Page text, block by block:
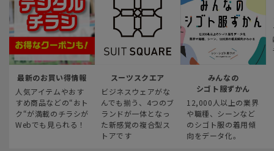
最新のお買い得情報
人気アイテムやおす
すめ商品などの“おト
ク“が満載のチラシが
Webでも見られる！
スーツスクエア
ビジネスウェアがな
んでも揃う、4つのブ
ランドが一体となっ
た新感覚の複合型ス
トアです
みんなの
シゴト服ずかん
12,000人以上の業界
や職種、シーンなど
のシゴト服の着用傾
向をデータ化。